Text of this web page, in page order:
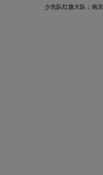
少先队红旗大队；南